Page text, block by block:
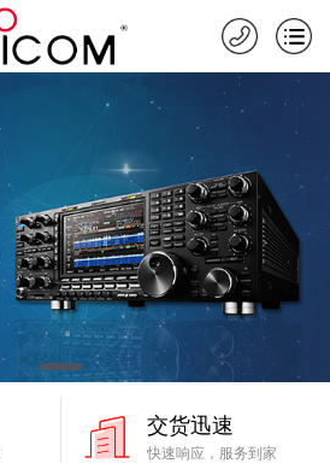
交货迅速
快速响应，服务到家